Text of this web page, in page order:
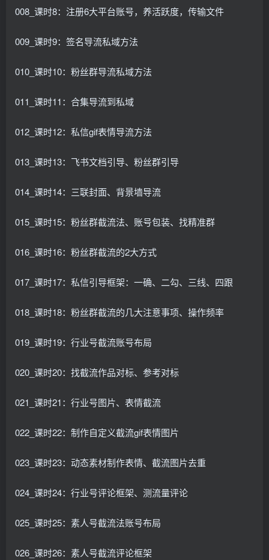
008_课时8：注册6大平台账号，养活跃度，传输文件
009_课时9：签名导流私域方法
010_课时10：粉丝群导流私域方法
011_课时11：合集导流到私域
012_课时12：私信gif表情导流方法
013_课时13：飞书文档引导、粉丝群引导
014_课时14：三联封面、背景墙导流
015_课时15：粉丝群截流法、账号包装、找精准群
016_课时16：粉丝群截流的2大方式
017_课时17：私信引导框架：一确、二勾、三线、四跟
018_课时18：粉丝群截流的几大注意事项、操作频率
019_课时19：行业号截流账号布局
020_课时20：找截流作品对标、参考对标
021_课时21：行业号图片、表情截流
022_课时22：制作自定义截流gif表情图片
023_课时23：动态素材制作表情、截流图片去重
024_课时24：行业号评论框架、测流量评论
025_课时25：素人号截流法账号布局
026_课时26：素人号截流评论框架